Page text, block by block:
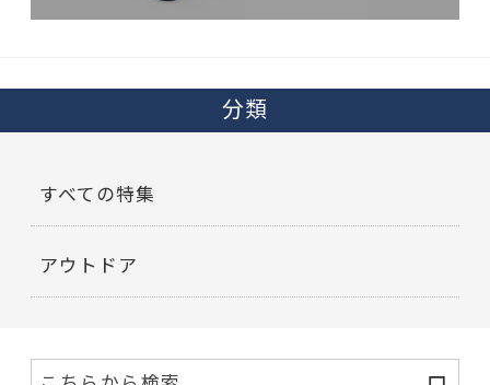
分類
すべての特集
アウトドア